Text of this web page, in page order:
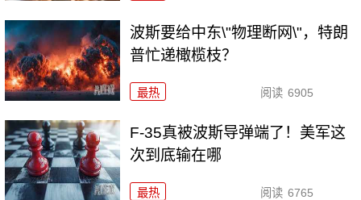
波斯要给中东\"物理断网\"，特朗
普忙递橄榄枝？
最热 阅读 6905
F-35真被波斯导弹端了！美军这
次到底输在哪
最热 阅读 6765